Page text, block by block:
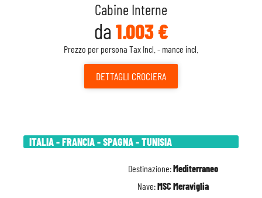
Cabine Interne
da 1.003 €
Prezzo per persona Tax Incl. - mance incl.
DETTAGLI CROCIERA
ITALIA - FRANCIA - SPAGNA - TUNISIA
Destinazione:Mediterraneo
Nave:MSC Meraviglia